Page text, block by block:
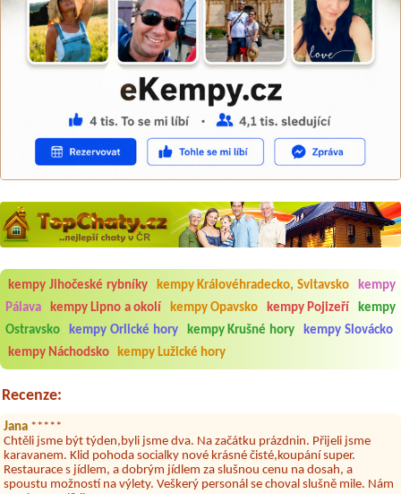
kempy Jihočeské rybníky kempy Královéhradecko, Svitavsko
kempy
Pálava
kempy Lipno a okolí kempy Opavsko kempy Pojizeří
kempy
Ostravsko
kempy Orlické hory kempy Krušné hory
kempy Slovácko
kempy Náchodsko
kempy Lužické hory
Recenze:
Aneta Melicharová***
Byli jsme zde v týdnu od 25.7. do 1.8. 2026. Kemp jako takový je pěkný.
V umývárně i na WC bylo vždy čisto, doplněný papír i utěrky, což při
množství návštěvníků není samozřejmost. V kempu je obchod a
restaurace, kebab a další občerstvení. Co nás ale velice zklamalo byl
celodenní hluk z repráků u stanů a absolutní bezohlednost ostatních
hrála jiná hudba.Kemp pěkný, ale takový rámus jsme ještě nezažili...
Jana
*****
Chtěli jsme být týden,byli jsme dva. Na začátku prázdnin. Přijeli jsme
karavanem. Klid pohoda socialky nové krásné čisté,koupání super.
Restaurace s jídlem, a dobrým jídlem za slušnou cenu na dosah, a
spoustu možností na výlety. Veškerý personál se choval slušně mile. Nám
se v kempu líbilo.